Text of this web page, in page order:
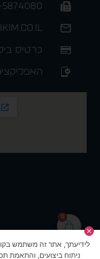
0
5874080
כרטיס
ניתוח ביצועים, והתאמת